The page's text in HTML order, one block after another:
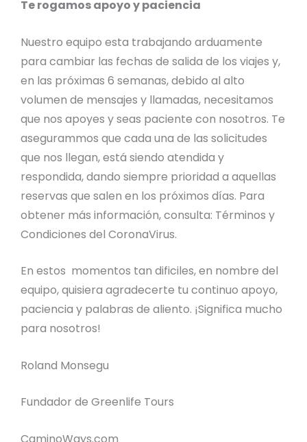
Te rogamos apoyo y paciencia
Nuestro equipo esta trabajando arduamente
para cambiar las fechas de salida de los viajes y,
en las próximas 6 semanas, debido al alto
volumen de mensajes y llamadas, necesitamos
que nos apoyes y seas paciente con nosotros. Te
asegurammos que cada una de las solicitudes
que nos llegan, está siendo atendida y
respondida, dando siempre prioridad a aquellas
reservas que salen en los próximos días. Para
obtener más información, consulta: Términos y
Condiciones del CoronaVirus.
En estos momentos tan dificiles, en nombre del
equipo, quisiera agradecerte tu continuo apoyo,
paciencia y palabras de aliento. ¡Significa mucho
para nosotros!
Roland Monsegu
Fundador de Greenlife Tours